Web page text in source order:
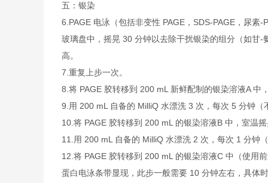
五：银染
6.PAGE 电泳（包括非变性 PAGE，SDS-PAGE，尿素
玻璃盘中，摇晃 30 分钟以去除干扰银染的组分（如甘
高。
7.重复上步一次。
8.将 PAGE 胶转移到 200 mL 新鲜配制的银染溶液A 中
9.用 200 mL 自备的 MilliQ 水漂洗 3 次，每次 5 分钟（
10.将 PAGE 胶转移到 200 mL 的银染溶液B 中，室温
11.用 200 mL 自备的 MilliQ 水漂洗 2 次，每次 1 分钟
12.将 PAGE 胶转移到 200 mL 的银染溶液C 中（使用
蛋白电泳条带显现，此步一般需要 10 分钟左右，具体